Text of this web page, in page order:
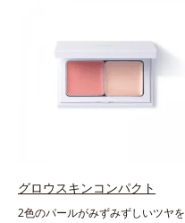
後、適量（直径1cm程度の粒）をと
り、顔全体に少量ずつムラなくのば
します。・オルビス ミスター ベー
スカラー コントローラー ハイカバ
た場合は、すぐに洗剤で丁寧に洗っ
てください。
「カラーウェアリング処方」で、う
るおいのあるふっくらとした唇とつ
けたての鮮やかな発色を両立しま
す。マスクオフの瞬間も、ハッと目
シリル化シリカ、BG、ペンチレン
グロウスキンコンパクト
2色のパールがみずみずしいツヤを